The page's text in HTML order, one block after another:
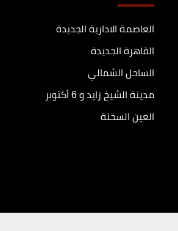
العاصمة الادارية الجديدة
القاهرة الجديدة
الساحل الشمالي
مدينة الشيخ زايد و 6 أكتوبر
العين السخنة